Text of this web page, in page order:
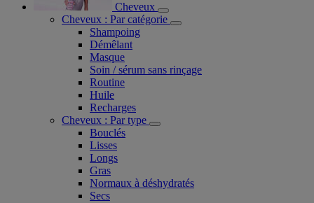
Cheveux
Cheveux : Par catégorie
Shampoing
Démêlant
Masque
Soin / sérum sans rinçage
Routine
Huile
Recharges
Cheveux : Par type
Bouclés
Lisses
Longs
Gras
Normaux à déshydratés
Secs